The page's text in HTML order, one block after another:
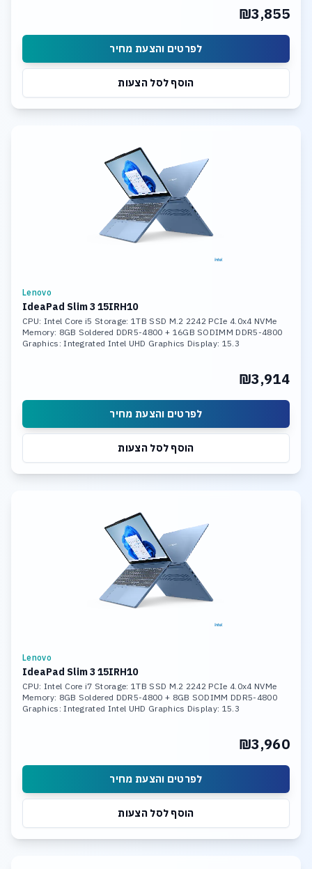
₪3,855
לפרטים והצעת מחיר
הוסף לסל הצעות
Lenovo
IdeaPad Slim 3 15IRH10
CPU: Intel Core i5 Storage: 1TB SSD M.2 2242 PCIe 4.0x4 NVMe
Memory: 8GB Soldered DDR5-4800 + 16GB SODIMM DDR5-4800
Graphics: Integrated Intel UHD Graphics Display: 15.3
₪3,914
לפרטים והצעת מחיר
הוסף לסל הצעות
Lenovo
IdeaPad Slim 3 15IRH10
CPU: Intel Core i7 Storage: 1TB SSD M.2 2242 PCIe 4.0x4 NVMe
Memory: 8GB Soldered DDR5-4800 + 8GB SODIMM DDR5-4800
Graphics: Integrated Intel UHD Graphics Display: 15.3
₪3,960
לפרטים והצעת מחיר
הוסף לסל הצעות